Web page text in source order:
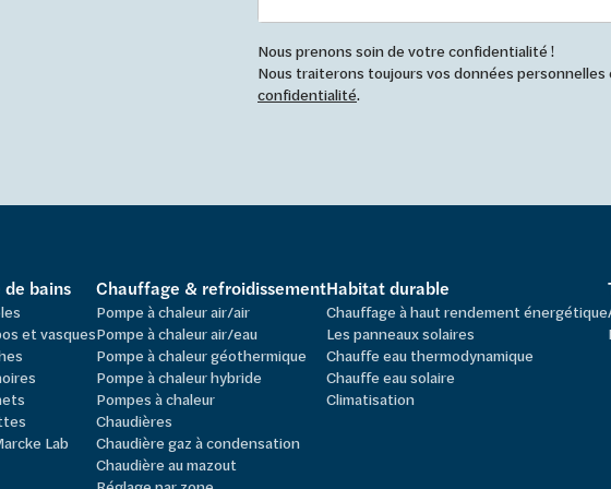
Nous prenons soin de votre confidentialité !
Nous traiterons toujours vos données
confidentialité.
de bains
et vasques
Lab
Chauffage & refroidissement
Pompe à chaleur air/air
Pompe à chaleur air/eau
Pompe à chaleur géothermique
Pompe à chaleur hybride
Pompes à chaleur
Chaudières
Chaudière gaz à condensation
Chaudière au mazout
Habitat durable
Chauffage à haut rendement énergétique
Les panneaux solaires
Chauffe eau thermodynamique
Chauffe eau solaire
Climatisation